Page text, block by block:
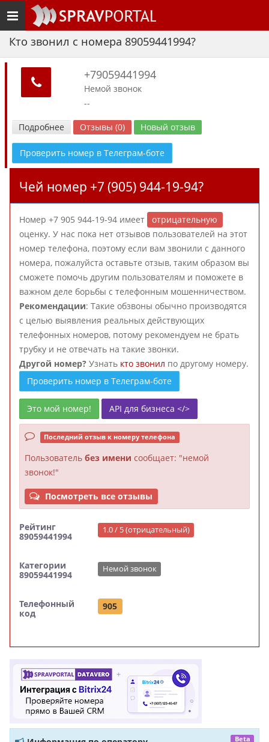
Toggle
navigation
Кто звонил с номера 89059441994?
+79059441994
Немой звонок
--
Подробнее Отзывы (0) Новый отзыв
Проверить номер в Телеграм-боте
Чей номер +7 (905) 944-19-94?
Номер +7 905 944-19-94 имеет
отрицательную
оценку. У нас пока нет отзывов пользователей на этот
номер телефона, поэтому если вам звонили с данного
номера, пожалуйста оставьте отзыв, таким образом вы
сможете помочь другим пользователям и поможете в
важном деле борьбы с телефонным мошенничеством.
Рекомендации: Такие обзвоны обычно производятся
с целью выявления реальных действующих
телефонных номеров, потому рекомендуем не брать
трубку и не отвечать на такие звонки.
Другой номер? Узнать кто звонил по другому номеру.
Проверить номер в Телеграм-боте
Это мой номер! API для бизнеса </>
Последний отзыв к номеру телефона
Пользователь без имени сообщает: "немой
звонок!"
Посмотреть все отзывы
Рейтинг
89059441994
1.0 / 5 (отрицательный)
Категории
89059441994
Немой звонок
Телефонный
код
905
Beta